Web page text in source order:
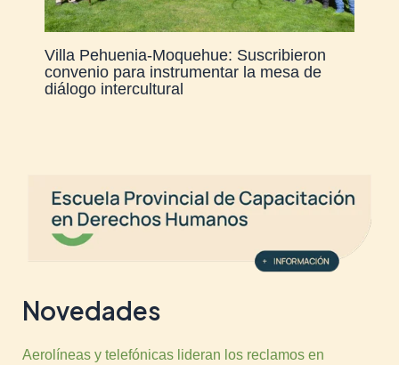
Villa Pehuenia-Moquehue: Suscribieron
convenio para instrumentar la mesa de
diálogo intercultural
Novedades
Aerolíneas y telefónicas lideran los reclamos en